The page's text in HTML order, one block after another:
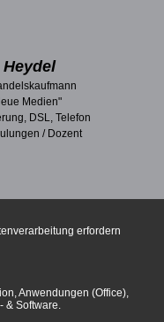
Medien"
DSL, Telefon
/ Dozent
erfordern
Anwendungen (Office),
& Software.